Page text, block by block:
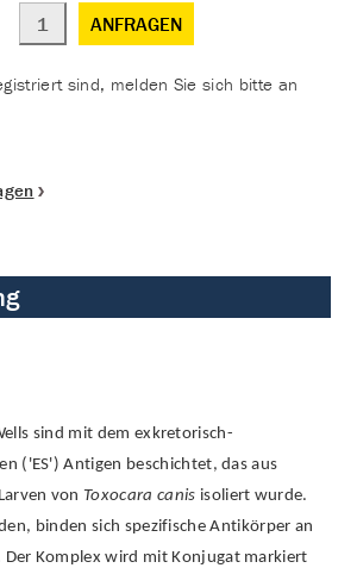
ANFRAGEN
sind, melden Sie sich bitte an
sind mit dem exkretorisch-
('ES') Antigen beschichtet, das aus
vonToxocara canis isoliert wurde.
binden sich spezifische Antikörper an
Der Komplex wird mit Konjugat markiert